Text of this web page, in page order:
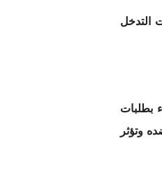
التدخل
بطلبات
وتؤثر